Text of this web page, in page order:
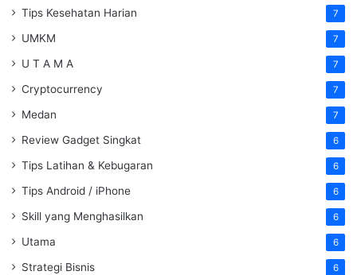
Tips Kesehatan Harian 7
UMKM 7
U T A M A 7
Cryptocurrency 7
Medan 7
Review Gadget Singkat 6
Tips Latihan & Kebugaran 6
Tips Android / iPhone 6
Skill yang Menghasilkan 6
Utama 6
Strategi Bisnis 6